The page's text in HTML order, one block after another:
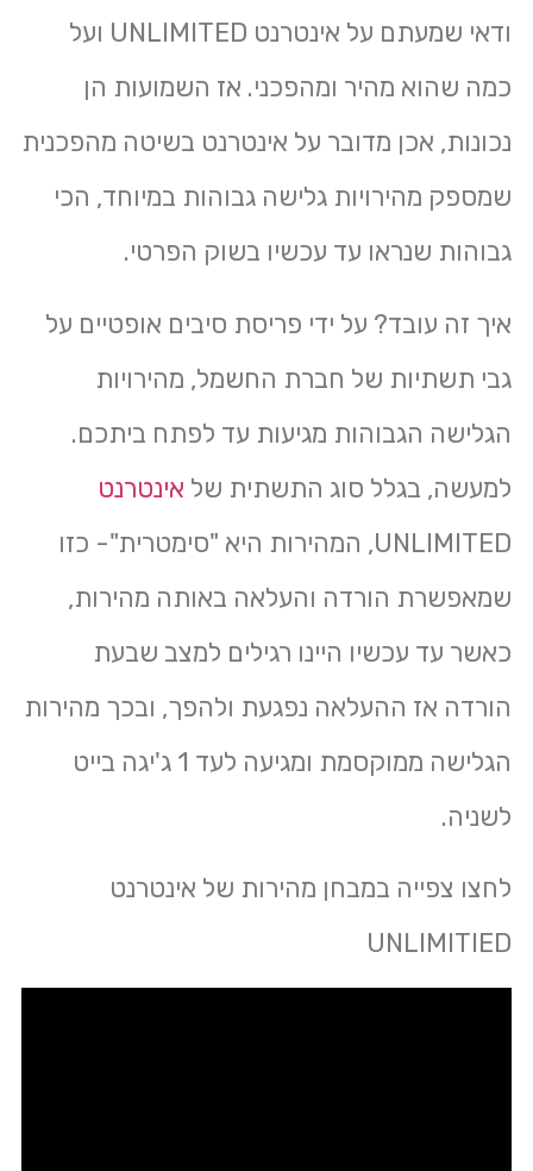
ודאי שמעתם על אינטרנט UNLIMITED ועל
כמה שהוא מהיר ומהפכני. אז השמועות הן
נכונות, אכן מדובר על אינטרנט בשיטה מהפכנית
שמספק מהירויות גלישה גבוהות במיוחד, הכי
גבוהות שנראו עד עכשיו בשוק הפרטי.
איך זה עובד? על ידי פריסת סיבים אופטיים על
גבי תשתיות של חברת החשמל, מהירויות
הגלישה הגבוהות מגיעות עד לפתח ביתכם.
למעשה, בגלל סוג התשתית שלאינטרנט
UNLIMITED, המהירות היא "סימטרית"- כזו
שמאפשרת הורדה והעלאה באותה מהירות,
כאשר עד עכשיו היינו רגילים למצב שבעת
הורדה אז ההעלאה נפגעת ולהפך, ובכך מהירות
הגלישה ממוקסמת ומגיעה לעד 1 ג'יגה בייט
לשניה.
לחצו צפייה במבחן מהירות של אינטרנט
UNLIMITIED